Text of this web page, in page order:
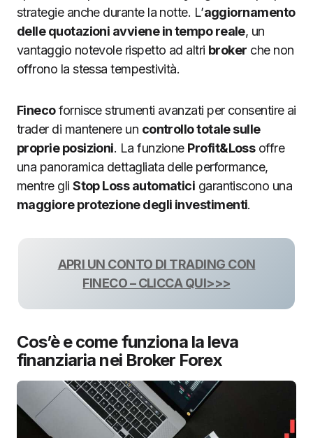
strategie anche durante la notte. L’aggiornamento
delle quotazioni avviene in tempo reale, un
vantaggio notevole rispetto ad altri broker che non
offrono la stessa tempestività.
Finecofornisce strumenti avanzati per consentire ai
trader di mantenere un controllo totale sulle
proprie posizioni. La funzione Profit&Lossoffre
una panoramica dettagliata delle performance,
mentre gliStop Loss automatici garantiscono una
maggiore protezione degli investimenti.
APRI UN CONTO DI TRADING CON
FINECO – CLICCA QUI>>>
Cos’è e come funziona la leva
finanziaria nei Broker Forex